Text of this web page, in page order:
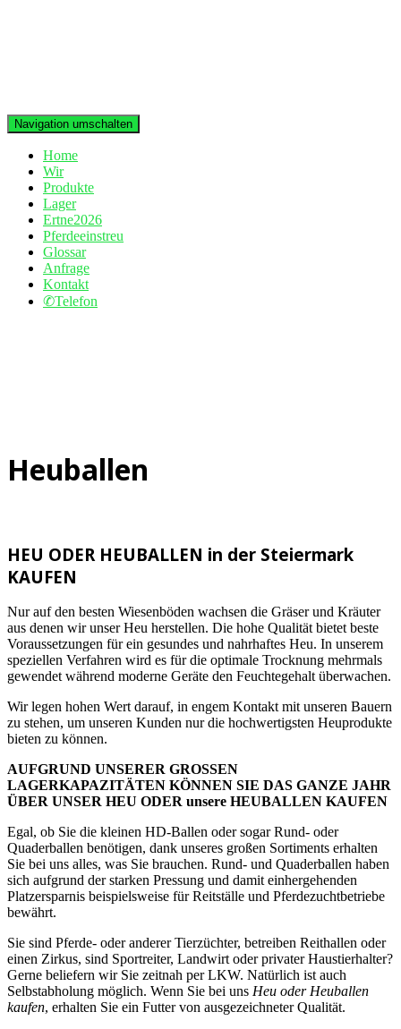
Navigation umschalten
Home
Wir
Produkte
Lager
Ertne2026
Pferdeeinstreu
Glossar
Anfrage
Kontakt
✆Telefon
Heuballen
HEU ODER HEUBALLEN in der Steiermark
KAUFEN
Nur auf den besten Wiesenböden wachsen die Gräser und Kräuter
aus denen wir unser Heu herstellen. Die hohe Qualität bietet beste
Voraussetzungen für ein gesundes und nahrhaftes Heu. In unserem
speziellen Verfahren wird es für die optimale Trocknung mehrmals
gewendet während moderne Geräte den Feuchtegehalt überwachen.
Wir legen hohen Wert darauf, in engem Kontakt mit unseren Bauern
zu stehen, um unseren Kunden nur die hochwertigsten Heuprodukte
bieten zu können.
AUFGRUND UNSERER GROSSEN
LAGERKAPAZITÄTEN KÖNNEN SIE DAS GANZE JAHR
ÜBER UNSER HEU ODER unsere HEUBALLEN KAUFEN
Egal, ob Sie die kleinen HD-Ballen oder sogar Rund- oder
Quaderballen benötigen, dank unseres großen Sortiments erhalten
Sie bei uns alles, was Sie brauchen. Rund- und Quaderballen haben
sich aufgrund der starken Pressung und damit einhergehenden
Platzersparnis beispielsweise für Reitställe und Pferdezuchtbetriebe
bewährt.
Sie sind Pferde- oder anderer Tierzüchter, betreiben Reithallen oder
einen Zirkus, sind Sportreiter, Landwirt oder privater Haustierhalter?
Gerne beliefern wir Sie zeitnah per LKW. Natürlich ist auch
Selbstabholung möglich. Wenn Sie bei uns Heu oder Heuballen
kaufen, erhalten Sie ein Futter von ausgezeichneter Qualität.